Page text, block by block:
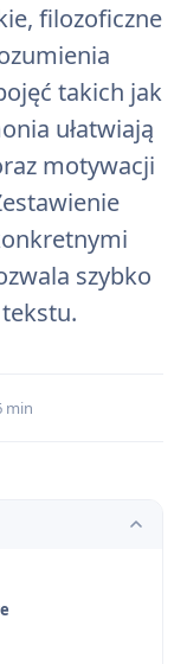
filozoficzne
takich jak
ułatwiają
motywacji
szybko
min